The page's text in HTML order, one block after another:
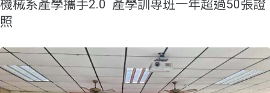
機械系產學攜手2.0 產學訓專班一年超過50張證
照